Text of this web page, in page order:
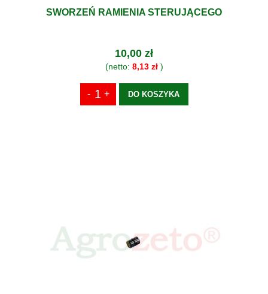
SWORZEŃ RAMIENIA STERUJĄCEGO
10,00 zł
(netto: 8,13 zł)
DO KOSZYKA